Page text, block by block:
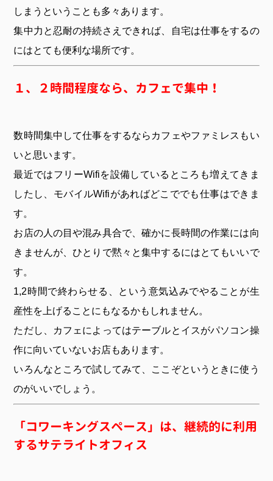
しまうということも多々あります。
集中力と忍耐の持続さえできれば、自宅は仕事をするの
にはとても便利な場所です。
１、２時間程度なら、カフェで集中！
数時間集中して仕事をするならカフェやファミレスもい
いと思います。
最近ではフリーWifiを設備しているところも増えてきま
したし、モバイルWifiがあればどこででも仕事はできま
す。
お店の人の目や混み具合で、確かに長時間の作業には向
きませんが、ひとりで黙々と集中するにはとてもいいで
す。
1,2時間で終わらせる、という意気込みでやることが生
産性を上げることにもなるかもしれません。
ただし、カフェによってはテーブルとイスがパソコン操
作に向いていないお店もあります。
いろんなところで試してみて、ここぞというときに使う
のがいいでしょう。
「コワーキングスペース」は、継続的に利用
するサテライトオフィス